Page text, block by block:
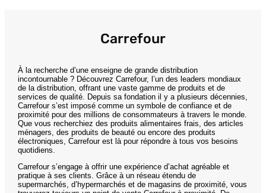
Carrefour
À la recherche d’une enseigne de grande distribution
incontournable ? Découvrez Carrefour, l’un des leaders mondiaux
de la distribution, offrant une vaste gamme de produits et de
services de qualité. Depuis sa fondation il y a plusieurs décennies,
Carrefour s’est imposé comme un symbole de confiance et de
proximité pour des millions de consommateurs à travers le monde.
Que vous recherchiez des produits alimentaires frais, des articles
ménagers, des produits de beauté ou encore des produits
électroniques, Carrefour est là pour répondre à tous vos besoins
quotidiens.
Carrefour s’engage à offrir une expérience d’achat agréable et
pratique à ses clients. Grâce à un réseau étendu de
supermarchés, d’hypermarchés et de magasins de proximité, vous